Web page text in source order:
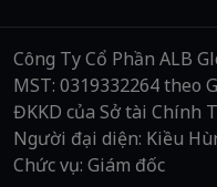
Công Ty Cổ Phần ALB
MST: 0319332264 theo
ĐKKD của Sở tài Chính
Người đại diện: Kiều
Chức vụ: Giám đốc